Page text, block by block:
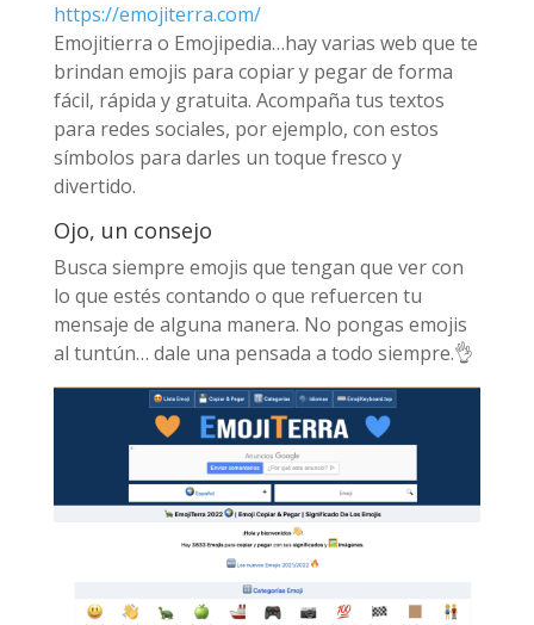
https://emojiterra.com/
Emojitierra o Emojipedia…hay varias web que te
brindan emojis para copiar y pegar de forma
fácil, rápida y gratuita. Acompaña tus textos
para redes sociales, por ejemplo, con estos
símbolos para darles un toque fresco y
divertido.
Ojo, un consejo
Busca siempre emojis que tengan que ver con
lo que estés contando o que refuercen tu
mensaje de alguna manera. No pongas emojis
al tuntún… dale una pensada a todo siempre.👌